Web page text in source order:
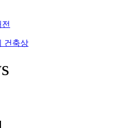
건축상